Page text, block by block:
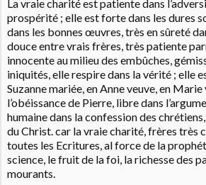
La vraie charité est patiente dans
prospérité ; elle est forte dans les dures
dans les bonnes œuvres, très en sûreté
douce entre vrais frères, très patiente
innocente au milieu des embûches,
iniquités, elle respire dans la vérité ; elle
Suzanne mariée, en Anne veuve, en
l’obéissance de Pierre, libre dans
humaine dans la confession des
du Christ. car la vraie charité, frères très
toutes les Ecritures, al force de la
science, le fruit de la foi, la richesse des
mourants.